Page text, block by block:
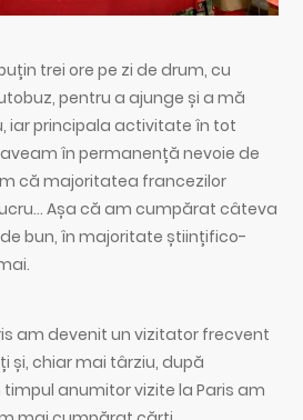
trei ore pe zi de drum, cu
pentru a ajunge și a mă
iar principala activitate în tot
în permanență nevoie de
că majoritatea francezilor
Așa că am cumpărat câteva
bun, în majoritate științifico-
am devenit un vizitator frecvent
și, chiar mai târziu, după
anumitor vizite la Paris am